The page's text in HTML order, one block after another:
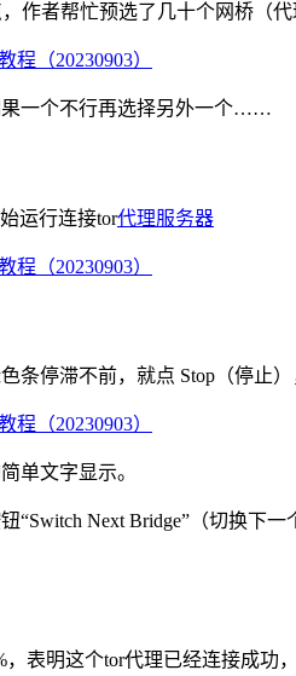
，作者帮忙预选了几十个网桥（
一个不行再选择另外一个……
运行连接tor代理服务器
条停滞不前，就点 Stop（停止
单文字显示。
“Switch Next Bridge”（切换下
表明这个tor代理已经连接成功